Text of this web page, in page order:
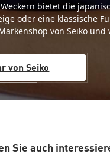
bietet die
oder eine klassische
von Seiko und
von Seiko
Sie auch